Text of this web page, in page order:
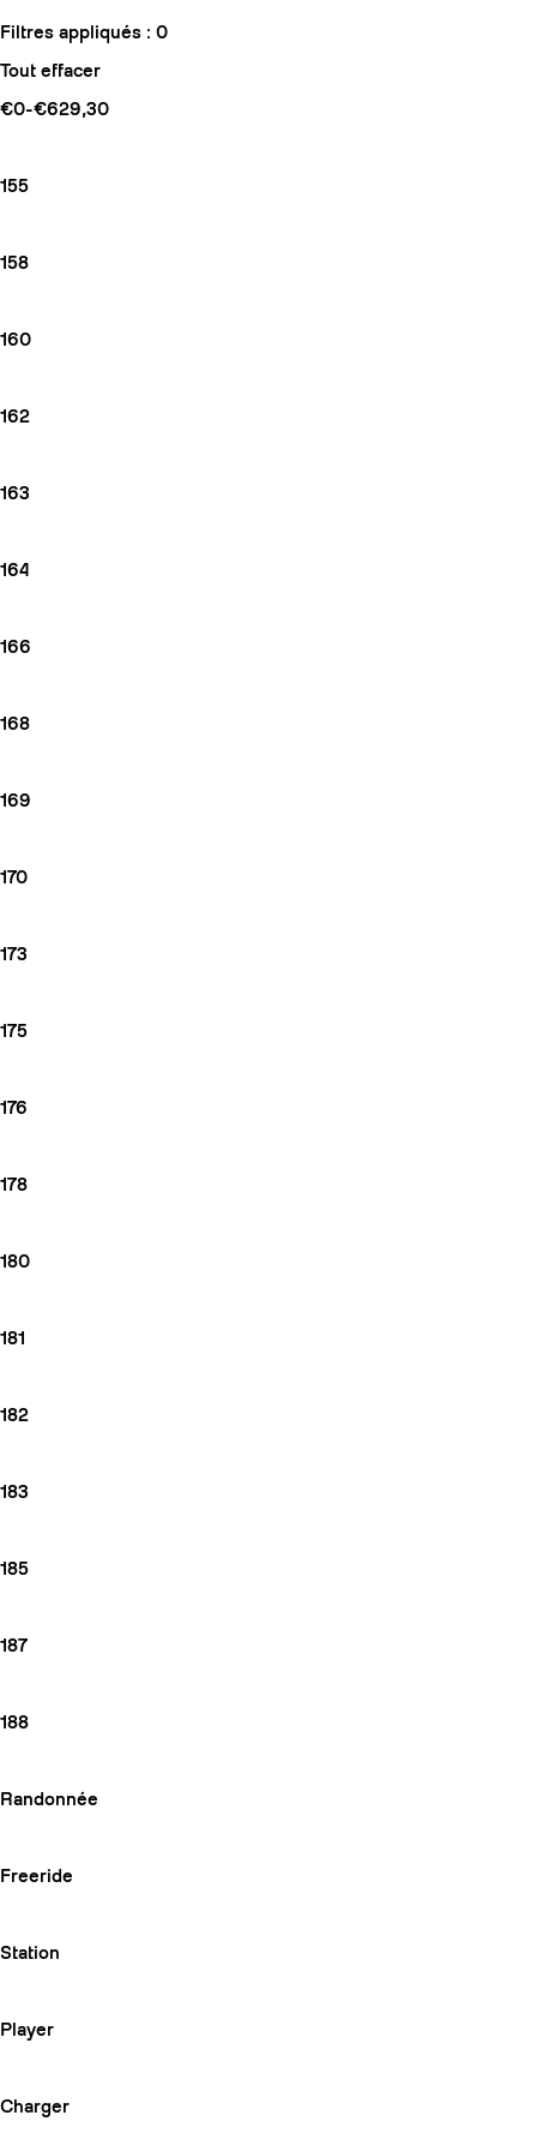
Filtres appliqués : 0
Tout effacer
€0-€629,30
155
158
160
162
163
164
166
168
169
170
173
175
176
178
180
181
182
183
185
187
188
Randonnée
Freeride
Station
Player
Charger